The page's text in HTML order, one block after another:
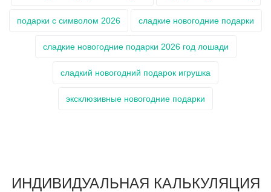
подарки с символом 2026 сладкие новогодние подарки
сладкие новогодние подарки 2026 год лошади
сладкий новогодний подарок игрушка
эксклюзивные новогодние подарки
ИНДИВИДУАЛЬНАЯ КАЛЬКУЛЯЦИЯ